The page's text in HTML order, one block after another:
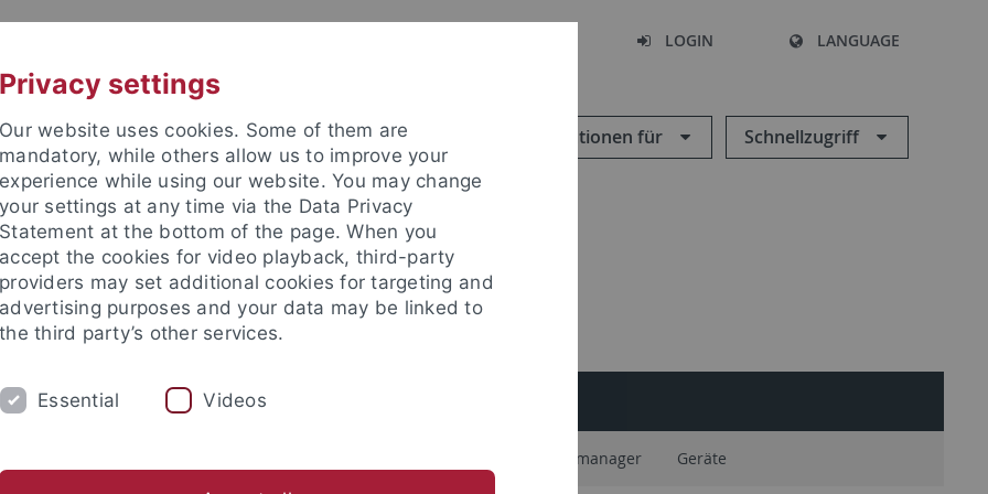
LOGIN LANGUAGE
Informationen für Schnellzugriff
ARBEITSGRUPPE
Zertifikatsstudium Geodatenmanager Geräte
Privacy settings
Our website uses cookies. Some of them are
mandatory, while others allow us to improve your
experience while using our website. You may change
your settings at any time via the Data Privacy
Statement at the bottom of the page. When you
accept the cookies for video playback, third-party
providers may set additional cookies for targeting and
advertising purposes and your data may be linked to
the third party’s other services.
Essential Videos